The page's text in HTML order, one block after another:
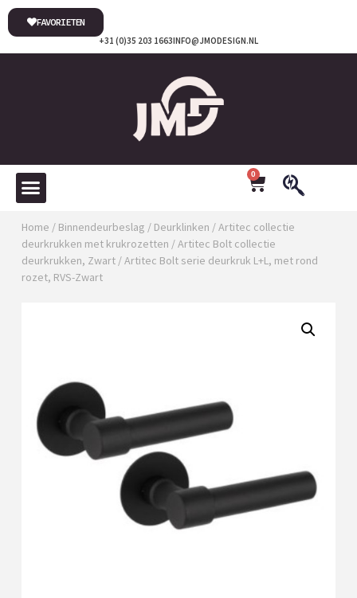
INFO@JMODESIGN.NL
+31 (0)35 203 1663
FAVORIETEN
0
Home / Binnendeurbeslag / Deurklinken /Artitec collectie
deurkrukken met krukrozetten /Artitec Bolt collectie
deurkrukken, Zwart/ Artitec Bolt serie deurkruk L+L, met rond
rozet, RVS-Zwart